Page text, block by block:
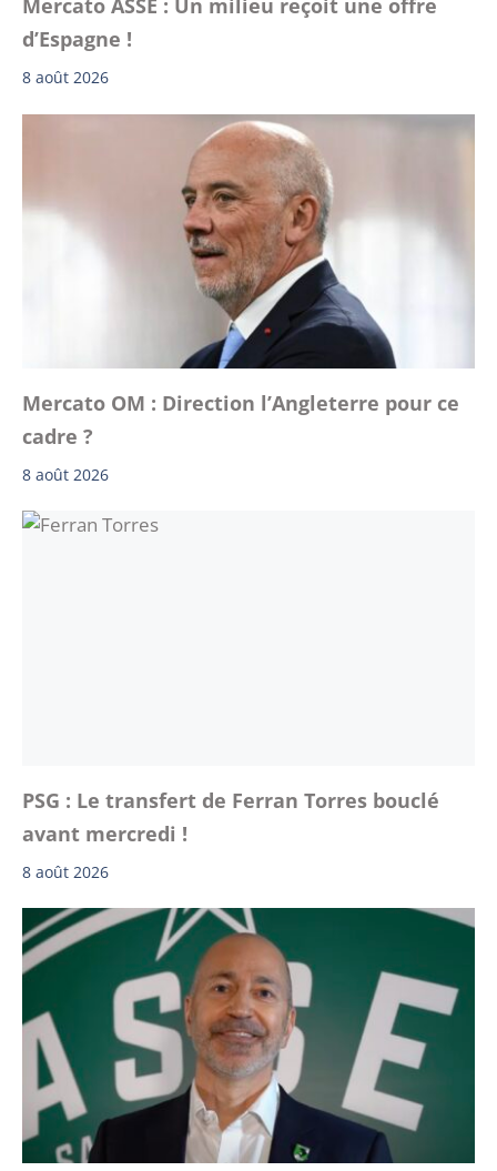
Mercato ASSE : Un milieu reçoit une offre
d’Espagne !
8 août 2026
Mercato OM : Direction l’Angleterre pour ce
cadre ?
8 août 2026
PSG : Le transfert de Ferran Torres bouclé
avant mercredi !
8 août 2026